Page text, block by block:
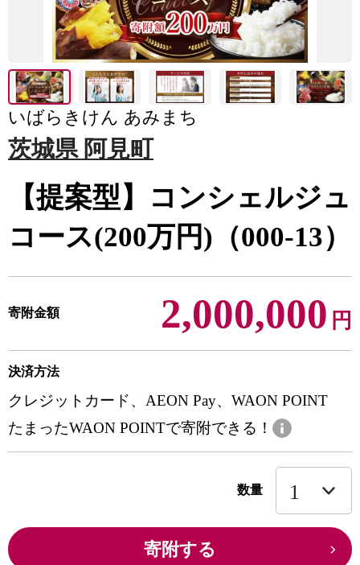
いばらきけん あみまち
茨城県 阿見町
【提案型】コンシェルジュ
コース(200万円)（000-13）
寄附金額 2,000,000 円
決済方法
クレジットカード、AEON Pay、WAON POINT
たまったWAON POINTで寄附できる！
数量
寄附する